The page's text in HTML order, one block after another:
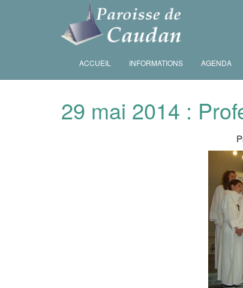
ACCUEIL INFORMATIONS AGENDA
29 mai 2014 :